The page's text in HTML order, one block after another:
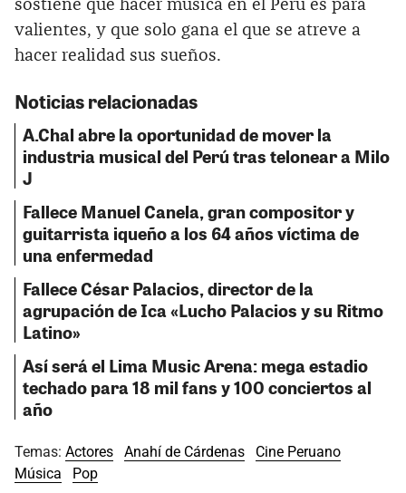
sostiene que hacer música en el Perú es para
valientes, y que solo gana el que se atreve a
hacer realidad sus sueños.
Noticias relacionadas
A.Chal abre la oportunidad de mover la
industria musical del Perú tras telonear a Milo
J
Fallece Manuel Canela, gran compositor y
guitarrista iqueño a los 64 años víctima de
una enfermedad
Fallece César Palacios, director de la
agrupación de Ica «Lucho Palacios y su Ritmo
Latino»
Así será el Lima Music Arena: mega estadio
techado para 18 mil fans y 100 conciertos al
año
Temas: Actores Anahí de Cárdenas
Cine Peruano
Música
Pop